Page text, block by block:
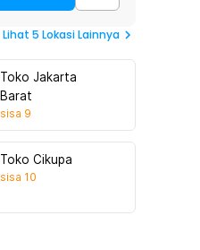
Lihat 5 Lokasi Lainnya
Toko Jakarta
Barat
sisa 9
Toko Cikupa
sisa 10